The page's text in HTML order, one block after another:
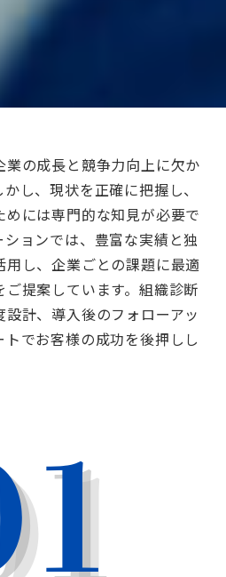
業の成長と競争力向上に欠か
かし、現状を正確に把握し、
めには専門的な知見が必要で
ションでは、豊富な実績と独
用し、企業ごとの課題に最適
ご提案しています。組織診断
設計、導入後のフォローアッ
トでお客様の成功を後押しし